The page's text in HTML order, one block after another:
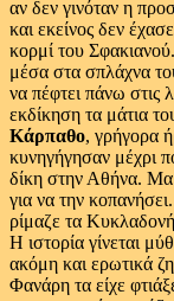
αν δεν γινόταν η
και εκείνος δεν
κορμί του
μέσα στα σπλάχνα
να πέφτει πάνω στις
εκδίκηση τα μάτια
Κάρπαθο, γρήγορα
κυνηγήγησαν μέχρι
δίκη στην Αθήνα. Μα
για να την
ρίμαζε τα
Η ιστορία γίνεται
ακόμη και ερωτικά
Φανάρη τα είχε